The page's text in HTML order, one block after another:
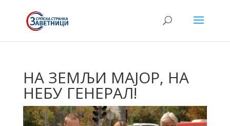
НА ЗЕМЉИ МАЈОР, НА
НЕБУ ГЕНЕРАЛ!